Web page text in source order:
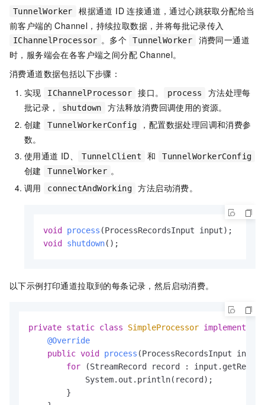
TunnelWorker
根据通道 ID 连接通道，通过心跳获取分配给当
前客户端的 Channel，持续拉取数据，并将每批记录传入
IChannelProcessor 。多个 TunnelWorker
消费同一通道
时，服务端会在各客户端之间分配 Channel。
消费通道数据包括以下步骤：
实现
IChannelProcessor 接口。 process
方法处理每
批记录，
shutdown
方法释放消费回调使用的资源。
创建
TunnelWorkerConfig
，配置数据处理回调和消费参
数。
使用通道 ID、
TunnelClient 和 TunnelWorkerConfig
创建 TunnelWorker 。
调用
connectAndWorking 方法启动消费。
void process (ProcessRecordsInput input)
void
shutdown() ;
以下示例打印通道拉取到的每条记录，然后启动消费。
private static class SimpleProcessor implements
@Override
public void process (ProcessRecordsInput input)
for (StreamRecord record :
            System.out.println(record);
        }